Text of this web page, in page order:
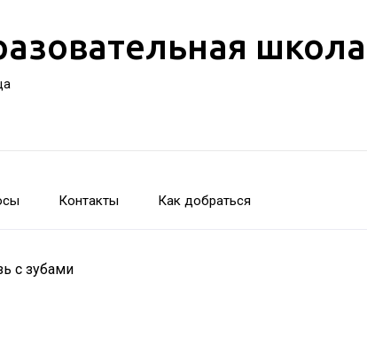
школа
Контакты Как добраться
с зубами